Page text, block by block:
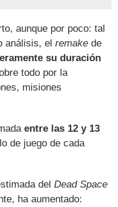
aunque por poco: tal
análisis, elremake de
su duración
todo por la
misiones
entre las 12 y 13
de juego de cada
delDead Space
ha aumentado: